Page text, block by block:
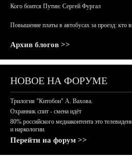
Кого боится Путин: Сергей Фургал
Повышение платы в автобусах за проезд: кто
Архив блогов >>
НОВОЕ НА ФОРУМЕ
Трилогия "Китобои" А. Вахова.
Охранник спит - смена идёт
80% российского медиаконтента это
и наркологии.
Перейти на форум >>